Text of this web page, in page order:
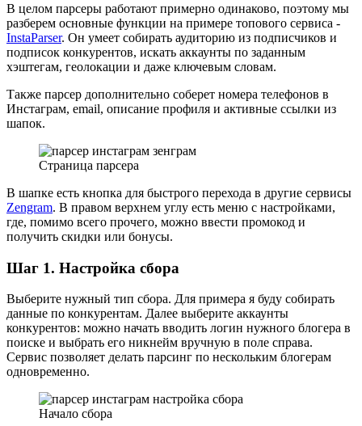
В целом парсеры работают примерно одинаково, поэтому мы
разберем основные функции на примере топового сервиса -
InstaParser. Он умеет собирать аудиторию из подписчиков и
подписок конкурентов, искать аккаунты по заданным
хэштегам, геолокации и даже ключевым словам.
Также парсер дополнительно соберет номера телефонов в
Инстаграм, email, описание профиля и активные ссылки из
шапок.
Страница парсера
В шапке есть кнопка для быстрого перехода в другие сервисы
Zengram. В правом верхнем углу есть меню с настройками,
где, помимо всего прочего, можно ввести промокод и
получить скидки или бонусы.
Шаг 1. Настройка сбора
Выберите нужный тип сбора. Для примера я буду собирать
данные по конкурентам. Далее выберите аккаунты
конкурентов: можно начать вводить логин нужного блогера в
поиске и выбрать его никнейм вручную в поле справа.
Сервис позволяет делать парсинг по нескольким блогерам
одновременно.
Начало сбора